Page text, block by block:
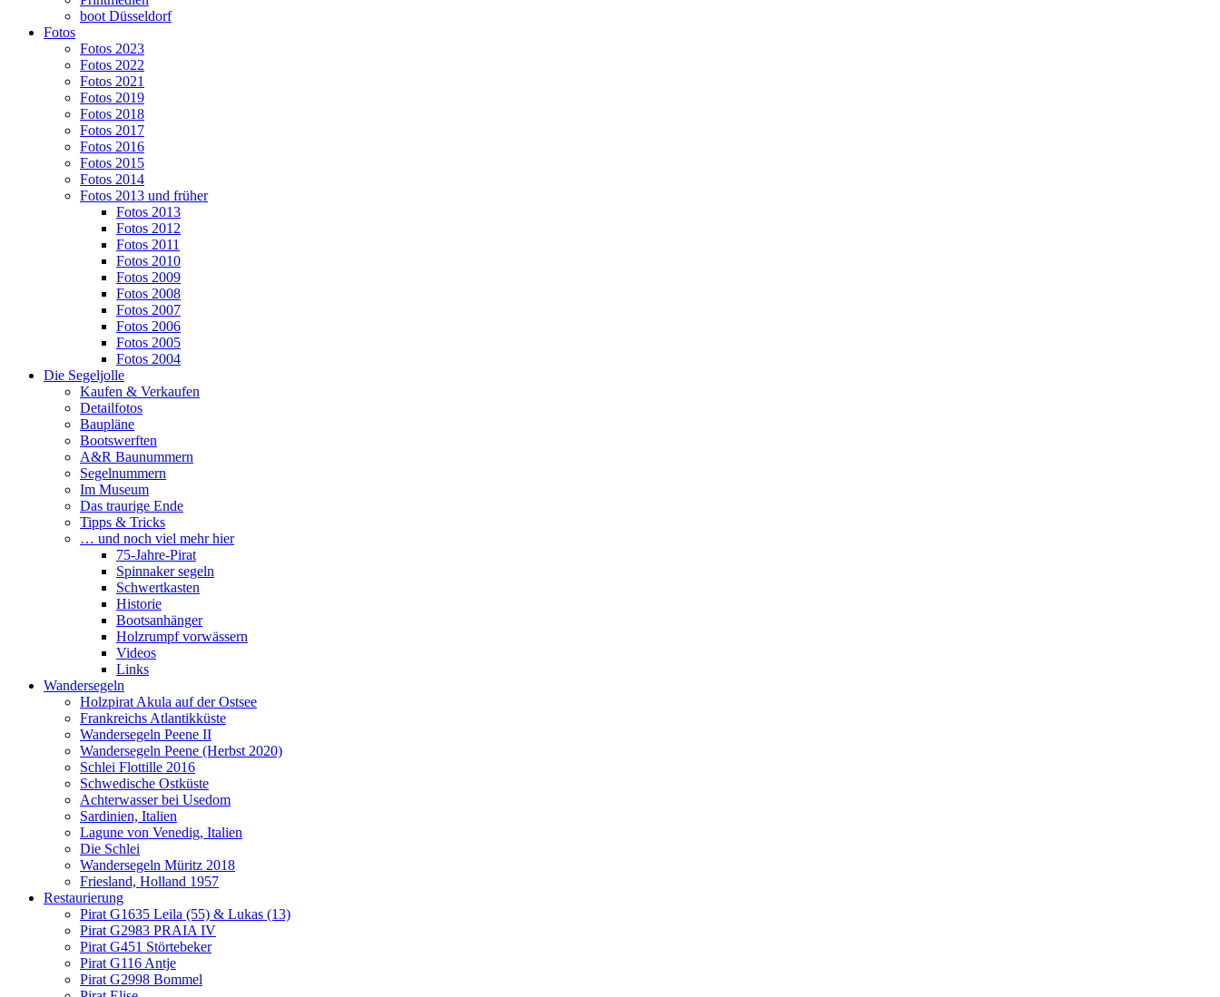
boot Düsseldorf
Fotos
Fotos 2023
Fotos 2022
Fotos 2021
Fotos 2019
Fotos 2018
Fotos 2017
Fotos 2016
Fotos 2015
Fotos 2014
Fotos 2013 und früher
Fotos 2013
Fotos 2012
Fotos 2011
Fotos 2010
Fotos 2009
Fotos 2008
Fotos 2007
Fotos 2006
Fotos 2005
Fotos 2004
Die Segeljolle
Kaufen & Verkaufen
Detailfotos
Baupläne
Bootswerften
A&R Baunummern
Segelnummern
Im Museum
Das traurige Ende
Tipps & Tricks
… und noch viel mehr hier
75-Jahre-Pirat
Spinnaker segeln
Schwertkasten
Historie
Bootsanhänger
Holzrumpf vorwässern
Videos
Links
Wandersegeln
Holzpirat Akula auf der Ostsee
Frankreichs Atlantikküste
Wandersegeln Peene II
Wandersegeln Peene (Herbst 2020)
Schlei Flottille 2016
Schwedische Ostküste
Achterwasser bei Usedom
Sardinien, Italien
Lagune von Venedig, Italien
Die Schlei
Wandersegeln Müritz 2018
Friesland, Holland 1957
Restaurierung
Pirat G1635 Leila (55) & Lukas (13)
Pirat G2983 PRAIA IV
Pirat G451 Störtebeker
Pirat G116 Antje
Pirat G2998 Bommel